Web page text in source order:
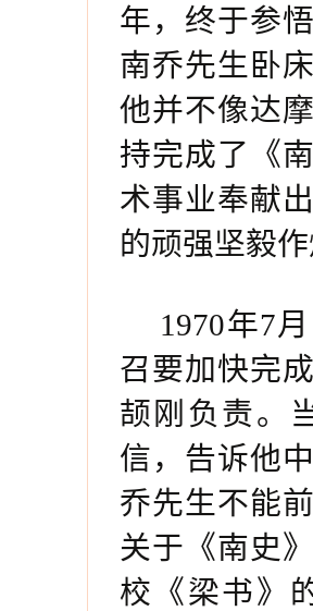
年，终于参
南乔先生卧
他并不像达
持完成了《
术事业奉献
的顽强坚毅
1970年7
召要加快完
颉刚负责。
信，告诉他
乔先生不能
关于《南史
校《梁书》